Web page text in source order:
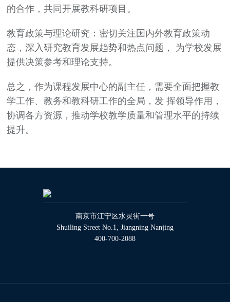
的合作，共同开展教科研项目。
教育政策与理论研究：密切关注国内外教育政策动
态，深入研究教育发展趋势和热点问题， 为学校发展
提供决策参考和理论支持。
总之，作为课程发展中心的副主任，需要全面把握教
学工作、教务和教科研工作的全局，发 挥领导作用，
协调各方资源，推动学校教学质量和管理水平的持续
提升。
南京市江宁区水灵街一号
Shuiling Street No.1, Jiangning Nanjing
400-700-2088